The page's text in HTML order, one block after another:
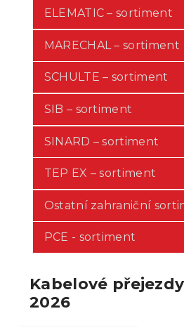
ELEMATIC – sortiment
MARECHAL – sortiment
SCHULTE – sortiment
SIB – sortiment
SINARD – sortiment
TEP EX – sortiment
Ostatní zahraniční
PCE - sortiment
Kabelové přejezdy
2026